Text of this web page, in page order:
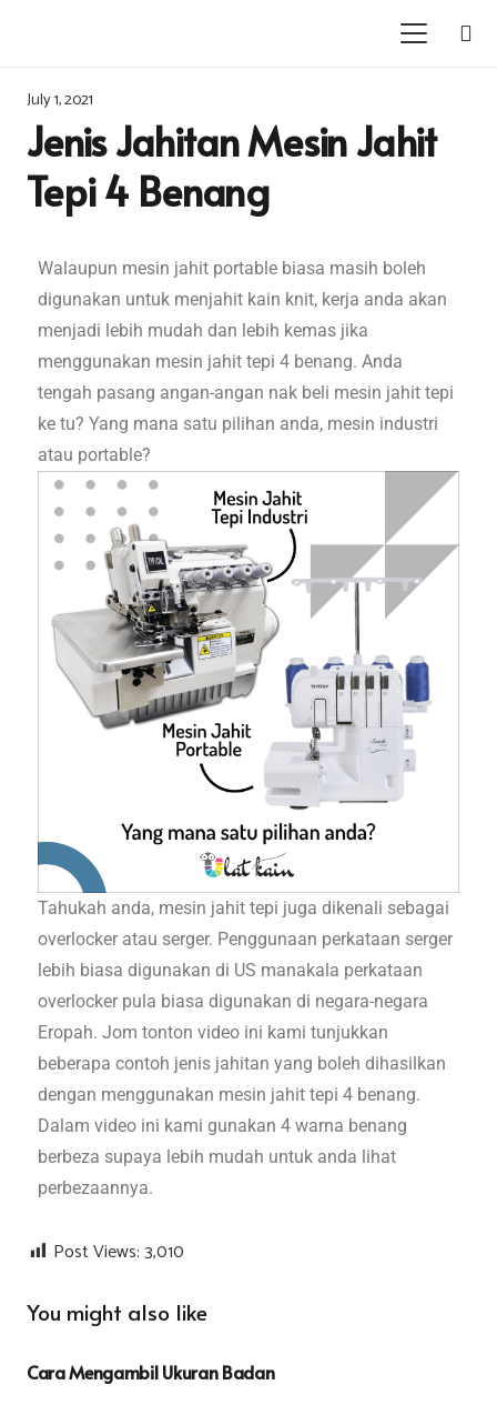
July 1, 2021
Jenis Jahitan Mesin Jahit
Tepi 4 Benang
Walaupun mesin jahit portable biasa masih boleh
digunakan untuk menjahit kain knit, kerja anda akan
menjadi lebih mudah dan lebih kemas jika
menggunakan mesin jahit tepi 4 benang. Anda
tengah pasang angan-angan nak beli mesin jahit tepi
ke tu? Yang mana satu pilihan anda, mesin industri
atau portable?
Tahukah anda, mesin jahit tepi juga dikenali sebagai
overlocker atau serger. Penggunaan perkataan serger
lebih biasa digunakan di US manakala perkataan
overlocker pula biasa digunakan di negara-negara
Eropah. Jom tonton video ini kami tunjukkan
beberapa contoh jenis jahitan yang boleh dihasilkan
dengan menggunakan mesin jahit tepi 4 benang.
Dalam video ini kami gunakan 4 warna benang
berbeza supaya lebih mudah untuk anda lihat
perbezaannya.
Post Views:3,010
You might also like
Cara Mengambil Ukuran Badan